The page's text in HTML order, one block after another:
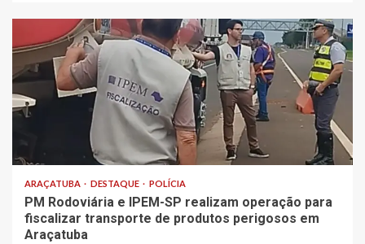
ARAÇATUBA DESTAQUE POLÍCIA
PM Rodoviária e IPEM-SP realizam operação para
fiscalizar transporte de produtos perigosos em
Araçatuba